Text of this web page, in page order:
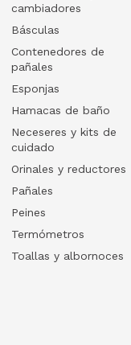
cambiadores
Básculas
Contenedores de
pañales
Esponjas
Hamacas de baño
Neceseres y kits de
cuidado
Orinales y reductores
Pañales
Peines
Termómetros
Toallas y albornoces